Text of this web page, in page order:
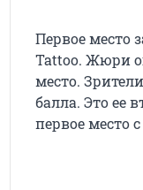
Первое место
Tattoo. Жюри
место.
балла. Это ее
первое место